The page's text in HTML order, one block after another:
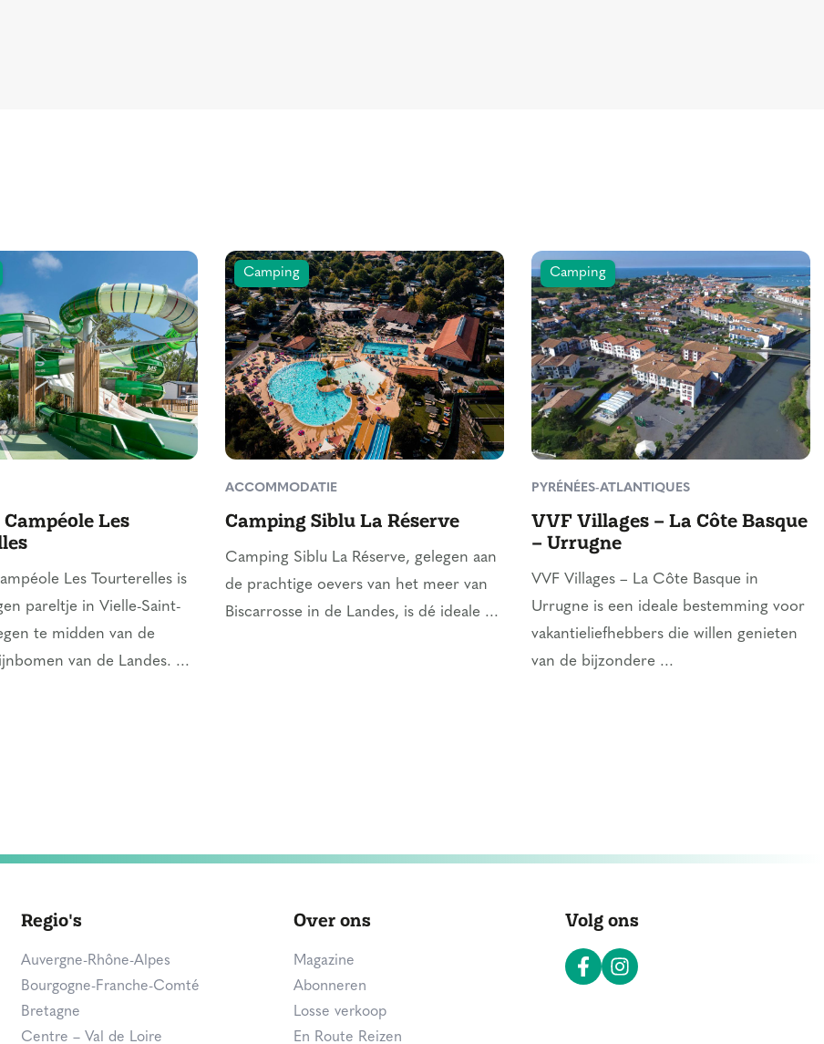
Les
Les Tourterelles is
pareltje in Vielle-Saint-
te midden van de
van de Landes. ...
Camping
ACCOMMODATIE
Camping Siblu La Réserve
Camping Siblu La Réserve, gelegen aan
de prachtige oevers van het meer van
Biscarrosse in de Landes, is dé ideale ...
Camping
PYRÉNÉES-ATLANTIQUES
VVF Villages – La Côte Basque
– Urrugne
VVF Villages – La Côte Basque in
Urrugne is een ideale bestemming voor
vakantieliefhebbers die willen genieten
van de bijzondere ...
Regio's
Auvergne-Rhône-Alpes
Bourgogne-Franche-Comté
Bretagne
Centre – Val de Loire
Over ons
Magazine
Abonneren
Losse verkoop
En Route Reizen
Volg ons